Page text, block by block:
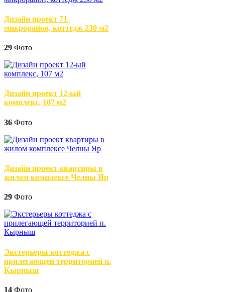
Дизайн проект 71-
микрорайон, коттедж 230 м2
29 Фото
Дизайн проект 12-ый
комплекс, 107 м2
36 Фото
Дизайн проект квартиры в
жилом комплексе Челны Яр
29 Фото
Экстерьеры коттеджа с
прилегающей территорией п.
Кырныш
14 Фото